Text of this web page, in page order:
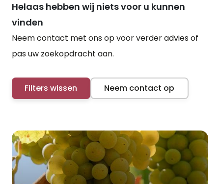
Helaas hebben wij niets voor u kunnen
vinden
Neem contact met ons op voor verder advies of
pas uw zoekopdracht aan.
Filters wissen Neem contact op